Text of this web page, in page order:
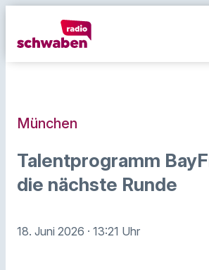
München
Talentprogramm
die nächste Runde
18. Juni 2026 · 13:21 Uhr